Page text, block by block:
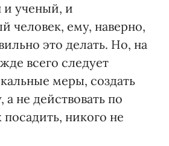
и ученый, и
человек, ему, наверно,
это делать. Но, на
всего следует
меры, создать
не действовать по
никого не